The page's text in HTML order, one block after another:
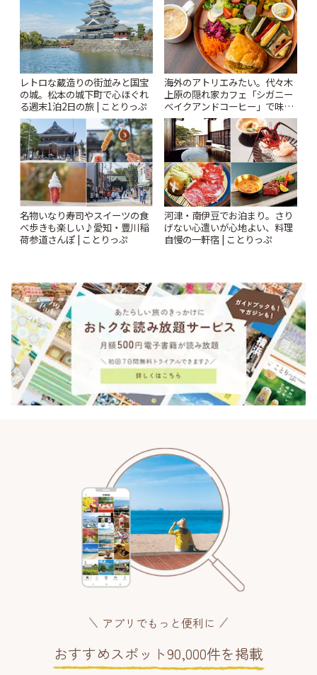
レトロな蔵造りの街並みと国宝
の城。松本の城下町で心ほぐれ
る週末1泊2日の旅 | ことりっぷ
海外のアトリエみたい。代々木
上原の隠れ家カフェ「シガニー
ベイクアンドコーヒー」で味わ
う絶品ランチ | ことりっぷ
名物いなり寿司やスイーツの食
べ歩きも楽しい♪愛知・豊川稲
荷参道さんぽ | ことりっぷ
河津・南伊豆でお泊まり。さり
げない心遣いが心地よい、料理
自慢の一軒宿 | ことりっぷ
アプリでもっと便利に
おすすめスポット90,000件を掲載